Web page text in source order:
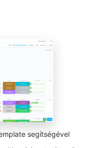
segítségével